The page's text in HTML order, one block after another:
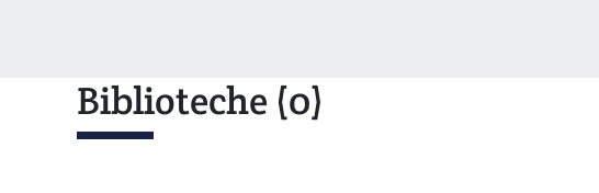
Biblioteche (0)